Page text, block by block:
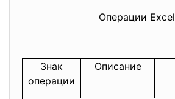
Операции Excel
Знак
операции
Описание